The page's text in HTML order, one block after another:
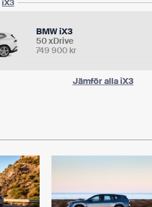
iX3
BMW iX3
50 xDrive
749 900 kr
Jämför alla iX3